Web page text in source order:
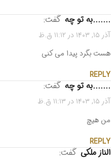
.......به تو چه گفت:
آذر ۱۵, ۱۴۰۳ در ۱۱:۱۲ ق.ظ
هست بگرد پیدا می کنی
REPLY
.......به تو چه گفت:
آذر ۱۵, ۱۴۰۳ در ۱۱:۱۳ ق.ظ
من هیچ
REPLY
الناز ملکی گفت: